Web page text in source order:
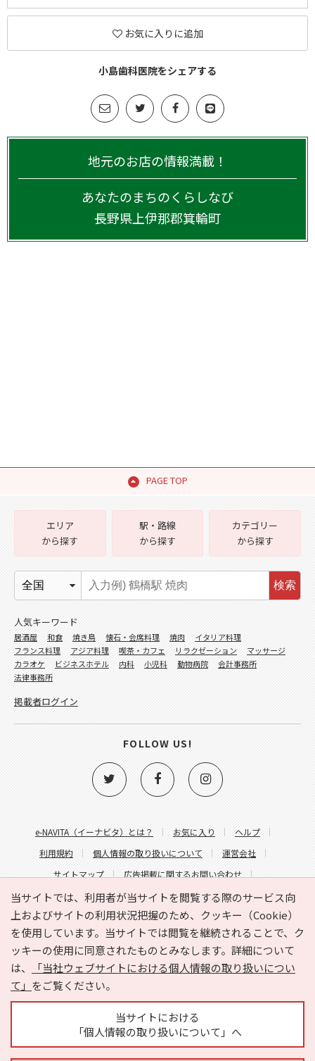
お気に入りに追加
小島歯科医院をシェアする
地元のお店の情報満載！
あなたのまちのくらしなび
長野県 上伊那郡箕輪町
PAGE TOP
当サイトでは、利用者が当サイトを閲覧する際のサービス向
上およびサイトの利用状況把握のため、クッキー（Cookie）
を使用しています。当サイトでは閲覧を継続されることで、ク
ッキーの使用に同意されたものとみなします。詳細について
は、
「当社ウェブサイトにおける個人情報の取り扱いについ
て」 をご覧ください。
当サイトにおける
「個人情報の取り扱いについて」へ
e-NAVITA（イーナビタ）とは？ お気に入り
ヘルプ
利用規約
個人情報の取り扱いについて
運営会社
サイトマップ
広告掲載に関するお問い合わせ
サイトの内容に関するお問い合わせ
エリア
から探す
駅・路線
から探す
カテゴリー
から探す
検索
人気キーワード
居酒屋 和食 焼き鳥 懐石・会席料理 焼肉
イタリア料理
フランス料理
アジア料理 喫茶・カフェ リラクゼーション
マッサージ
カラオケ
ビジネスホテル 内科 小児科 動物病院
会計事務所
法律事務所
掲載者ログイン
FOLLOW US!
Copyright © HYOJITO.Co.,Ltd. All Rights Reserved.